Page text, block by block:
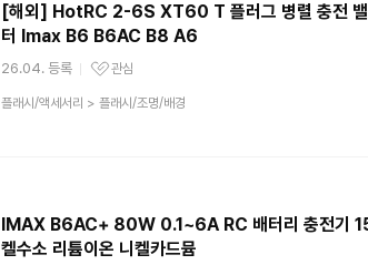
[해외] HotRC 2-6S XT60 T 플러그 병렬 충전 밸
터 Imax B6 B6AC B8 A6
26.04. 등록
관심상품
관심
상
플래시/액세서리 > 플래시/조명/배경
IMAX B6AC+ 80W 0.1~6A RC 배터리 충전기
켈수소 리튬이온 니켈카드뮴